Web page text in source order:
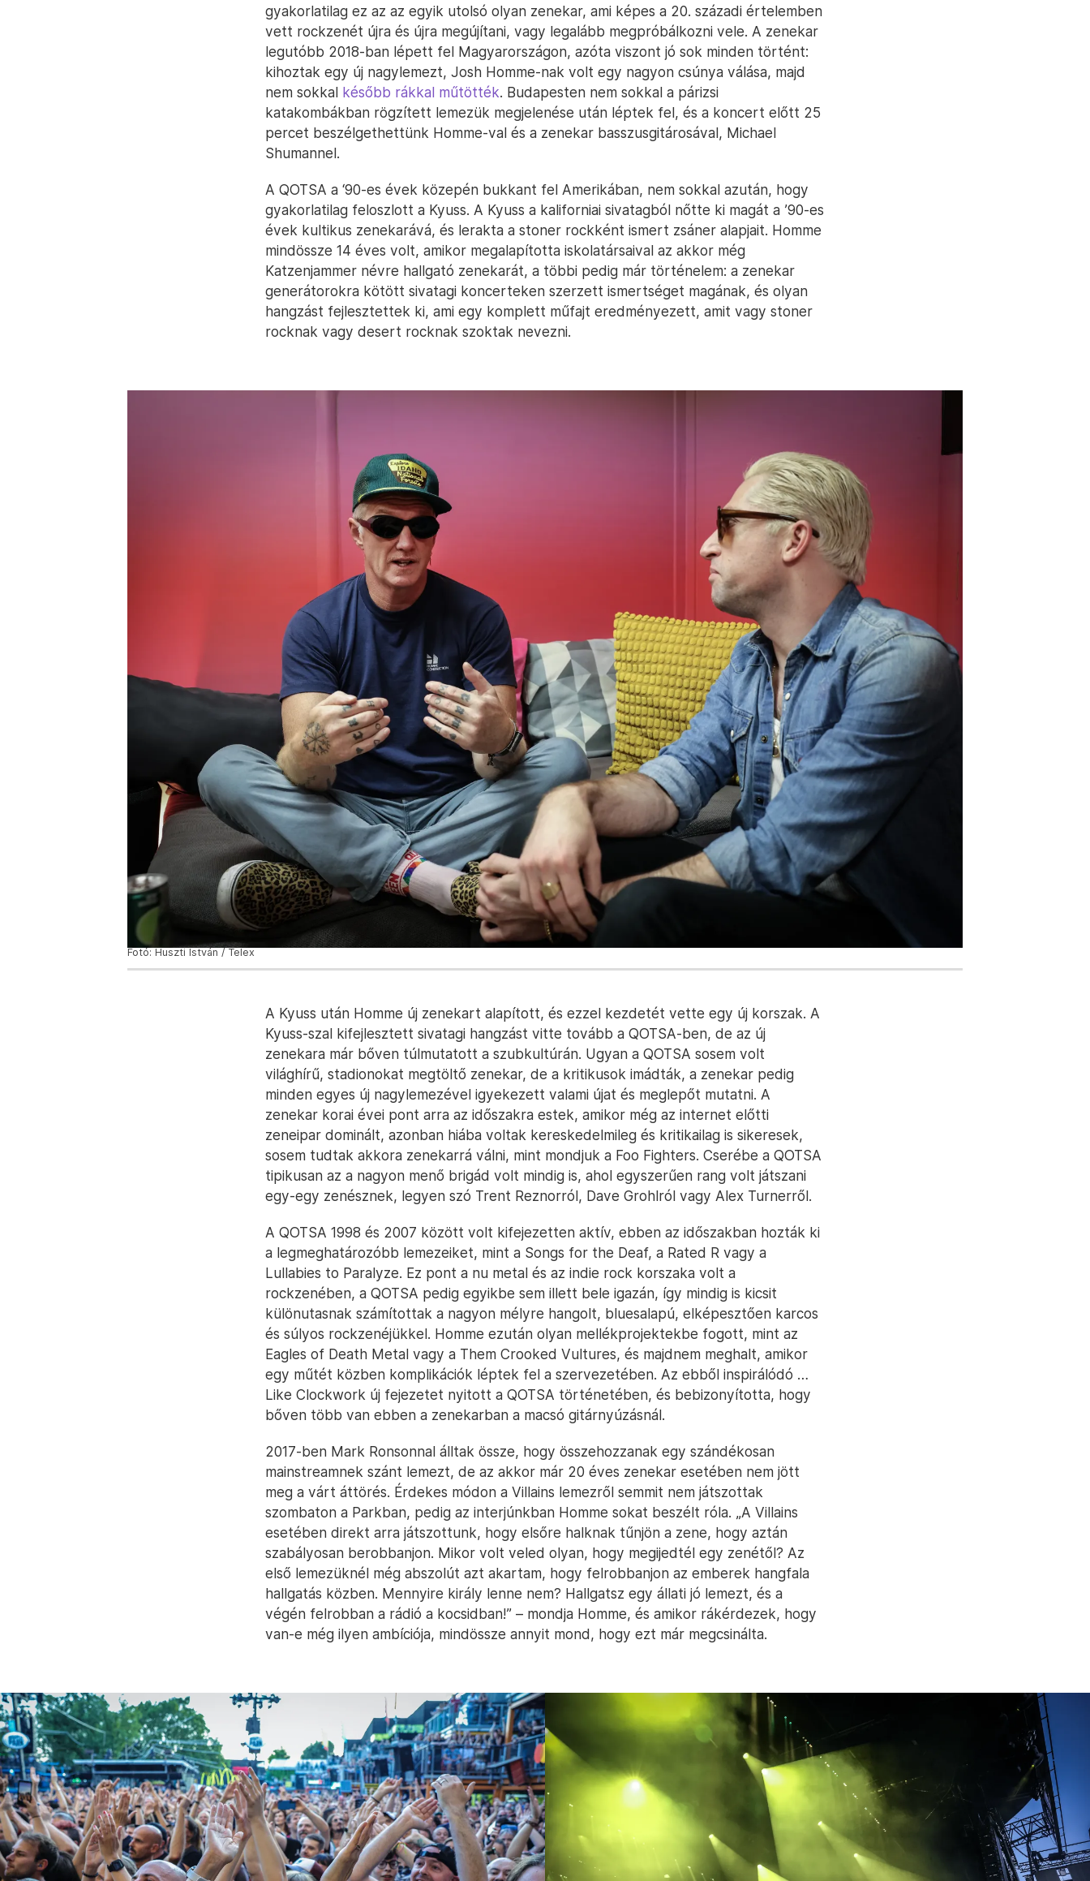
gyakorlatilag ez az az egyik utolsó olyan zenekar, ami képes a 20. századi értelemben
vett rockzenét újra és újra megújítani, vagy legalább megpróbálkozni vele. A zenekar
legutóbb 2018-ban lépett fel Magyarországon, azóta viszont jó sok minden történt:
kihoztak egy új nagylemezt, Josh Homme-nak volt egy nagyon csúnya válása, majd
nem sokkal később rákkal műtötték. Budapesten nem sokkal a párizsi
katakombákban rögzített lemezük megjelenése után léptek fel, és a koncert előtt 25
percet beszélgethettünk Homme-val és a zenekar basszusgitárosával, Michael
Shumannel.
A QOTSA a ‘90-es évek közepén bukkant fel Amerikában, nem sokkal azután, hogy
gyakorlatilag feloszlott a Kyuss. A Kyuss a kaliforniai sivatagból nőtte ki magát a ’90-es
évek kultikus zenekarává, és lerakta a stoner rockként ismert zsáner alapjait. Homme
mindössze 14 éves volt, amikor megalapította iskolatársaival az akkor még
Katzenjammer névre hallgató zenekarát, a többi pedig már történelem: a zenekar
generátorokra kötött sivatagi koncerteken szerzett ismertséget magának, és olyan
hangzást fejlesztettek ki, ami egy komplett műfajt eredményezett, amit vagy stoner
rocknak vagy desert rocknak szoktak nevezni.
Fotó: Huszti István / Telex
A Kyuss után Homme új zenekart alapított, és ezzel kezdetét vette egy új korszak. A
Kyuss-szal kifejlesztett sivatagi hangzást vitte tovább a QOTSA-ben, de az új
zenekara már bőven túlmutatott a szubkultúrán. Ugyan a QOTSA sosem volt
világhírű, stadionokat megtöltő zenekar, de a kritikusok imádták, a zenekar pedig
minden egyes új nagylemezével igyekezett valami újat és meglepőt mutatni. A
zenekar korai évei pont arra az időszakra estek, amikor még az internet előtti
zeneipar dominált, azonban hiába voltak kereskedelmileg és kritikailag is sikeresek,
sosem tudtak akkora zenekarrá válni, mint mondjuk a Foo Fighters. Cserébe a QOTSA
tipikusan az a nagyon menő brigád volt mindig is, ahol egyszerűen rang volt játszani
egy-egy zenésznek, legyen szó Trent Reznorról, Dave Grohlról vagy Alex Turnerről.
A QOTSA 1998 és 2007 között volt kifejezetten aktív, ebben az időszakban hozták ki
a legmeghatározóbb lemezeiket, mint a Songs for the Deaf, a Rated R vagy a
Lullabies to Paralyze. Ez pont a nu metal és az indie rock korszaka volt a
rockzenében, a QOTSA pedig egyikbe sem illett bele igazán, így mindig is kicsit
különutasnak számítottak a nagyon mélyre hangolt, bluesalapú, elképesztően karcos
és súlyos rockzenéjükkel. Homme ezután olyan mellékprojektekbe fogott, mint az
Eagles of Death Metal vagy a Them Crooked Vultures, és majdnem meghalt, amikor
egy műtét közben komplikációk léptek fel a szervezetében. Az ebből inspirálódó …
Like Clockwork új fejezetet nyitott a QOTSA történetében, és bebizonyította, hogy
bőven több van ebben a zenekarban a macsó gitárnyúzásnál.
2017-ben Mark Ronsonnal álltak össze, hogy összehozzanak egy szándékosan
mainstreamnek szánt lemezt, de az akkor már 20 éves zenekar esetében nem jött
meg a várt áttörés. Érdekes módon a Villains lemezről semmit nem játszottak
szombaton a Parkban, pedig az interjúnkban Homme sokat beszélt róla. „A Villains
esetében direkt arra játszottunk, hogy elsőre halknak tűnjön a zene, hogy aztán
szabályosan berobbanjon. Mikor volt veled olyan, hogy megijedtél egy zenétől? Az
első lemezüknél még abszolút azt akartam, hogy felrobbanjon az emberek hangfala
hallgatás közben. Mennyire király lenne nem? Hallgatsz egy állati jó lemezt, és a
végén felrobban a rádió a kocsidban!” – mondja Homme, és amikor rákérdezek, hogy
van-e még ilyen ambíciója, mindössze annyit mond, hogy ezt már megcsinálta.